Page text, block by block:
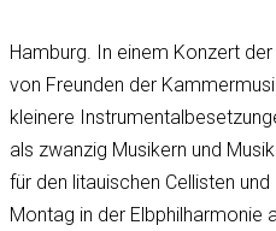
Hamburg. In einem Konzert
von Freunden der
kleinere
als zwanzig Musikern und
für den litauischen Cellisten
Montag in der Elbphilharmonie